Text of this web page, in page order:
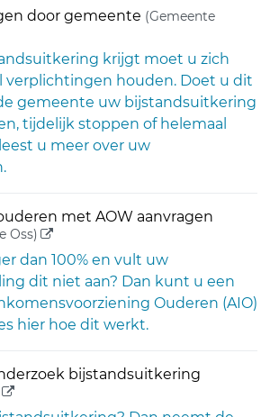
door gemeente (Gemeente
krijgt moet u zich
verplichtingen houden. Doet u dit
gemeente uw bijstandsuitkering
tijdelijk stoppen of helemaal
u meer over uw
met AOW aanvragen
Oss) (externe link)
dan 100% en vult uw
dit niet aan? Dan kunt u een
Ouderen (AIO)
hier hoe dit werkt.
bijstandsuitkering
(externe link)